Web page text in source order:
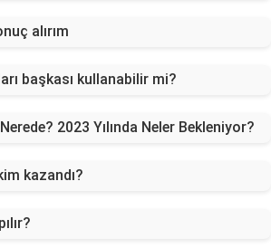
alırım
başkası kullanabilir mi?
2023 Yılında Neler Bekleniyor?
kazandı?